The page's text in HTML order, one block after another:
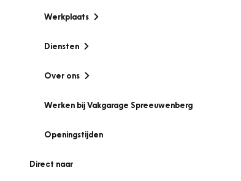
Werkplaats
Diensten
Over ons
Werken bij Vakgarage Spreeuwenberg
Openingstijden
Direct naar